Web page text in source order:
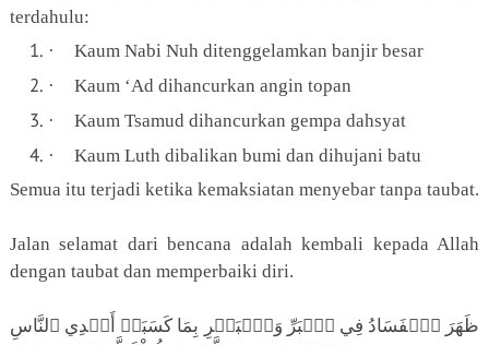
terdahulu:
·
Kaum Nabi Nuh ditenggelamkan banjir besar
·
Kaum ‘Ad dihancurkan angin topan
·
Kaum Tsamud dihancurkan gempa dahsyat
·
Kaum Luth dibalikan bumi dan dihujani batu
Semua itu terjadi ketika kemaksiatan menyebar tanpa taubat.
Jalan selamat dari bencana adalah kembali kepada Allah
dengan taubat dan memperbaiki diri.
ظَهَرَ ٱلۡفَسَادُ فِي ٱلۡبَرِّ وَٱلۡبَحۡرِ بِمَا كَسَبَتۡ أَيۡدِي ٱلنَّاسِ